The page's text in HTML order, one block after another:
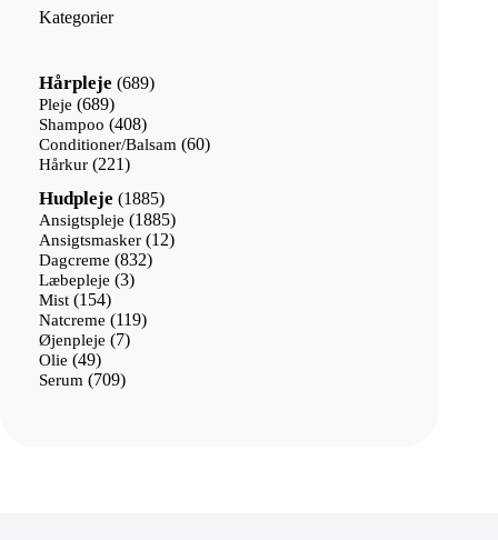
Kategorier
Hårpleje 689689
Pleje 689689
varer
Shampoo 408408
varer
Conditioner/Balsam 6060
Hårkur 221221
Hudpleje 18851885
varer
Ansigtspleje 18851885
varer
Ansigtsmasker 1212
Dagcreme 832832
Læbepleje 33
Mist 154154
varer
Natcreme 119119
Øjenpleje 77
Olie 4949
varer
Serum 709709